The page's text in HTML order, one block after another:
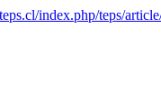
index.php/teps/